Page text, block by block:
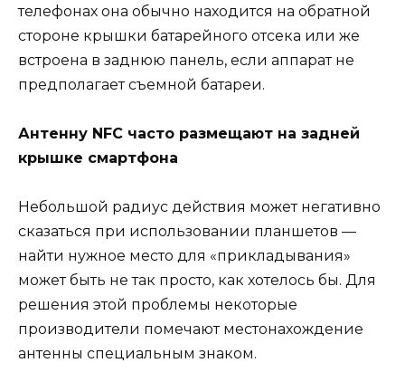
телефонах она обычно находится на обратной
стороне крышки батарейного отсека или же
встроена в заднюю панель, если аппарат не
предполагает съемной батареи.
Антенну NFC часто размещают на задней
крышке смартфона
Небольшой радиус действия может негативно
сказаться при использовании планшетов —
найти нужное место для «прикладывания»
может быть не так просто, как хотелось бы. Для
решения этой проблемы некоторые
производители помечают местонахождение
антенны специальным знаком.